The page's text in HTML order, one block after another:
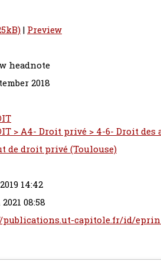
| Preview
headnote
2018
> A4- Droit privé > 4-6- Droit des
de droit privé (Toulouse)
14:42
08:58
publications.ut-capitole.fr/id/